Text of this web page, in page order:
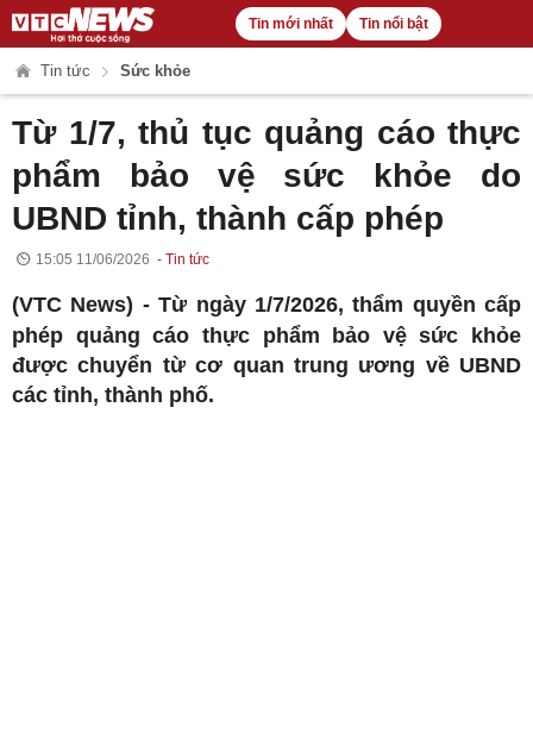
Tin mới nhất Tin nổi bật
Tin tức Sức khỏe
Từ 1/7, thủ tục quảng cáo thực
phẩm bảo vệ sức khỏe do
UBND tỉnh, thành cấp phép
15:05 11/06/2026 Tin tức
(VTC News) -Từ ngày 1/7/2026, thẩm quyền cấp
phép quảng cáo thực phẩm bảo vệ sức khỏe
được chuyển từ cơ quan trung ương về UBND
các tỉnh, thành phố.